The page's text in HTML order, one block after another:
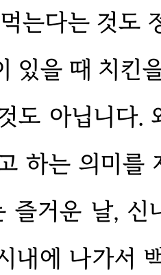
는다는 것도
있을 때 치킨
도 아닙니다.
고 하는 의미
즐거운 날,
내에 나가서